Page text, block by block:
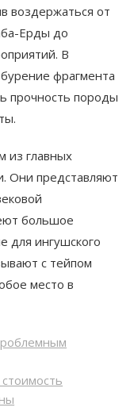
воздержаться от
Ерды до
В
фрагмента
прочность породы
из главных
Они представляют
большое
для ингушского
с тейпом
место в